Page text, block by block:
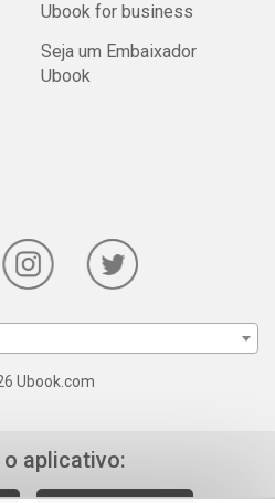
Ubook for business
Seja um Embaixador
Ubook
Ubook.com
aplicativo: